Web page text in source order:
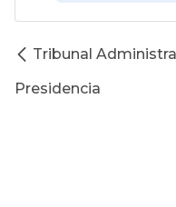
Tribunal
Presidencia